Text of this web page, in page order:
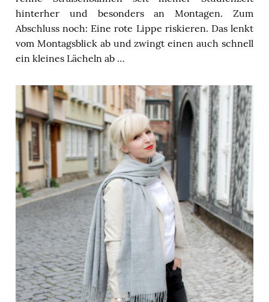
hinterher und besonders an Montagen. Zum
Abschluss noch: Eine rote Lippe riskieren. Das lenkt
vom Montagsblick ab und zwingt einen auch schnell
ein kleines Lächeln ab …